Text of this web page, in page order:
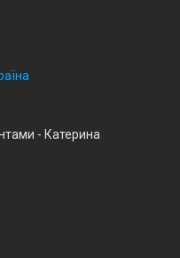
- Катерина